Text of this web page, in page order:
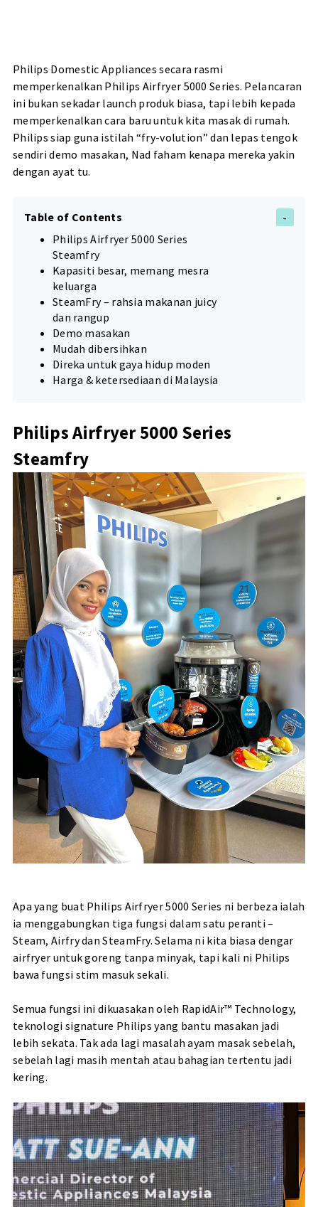
Philips Domestic Appliances secara rasmi
memperkenalkan Philips Airfryer 5000 Series. Pelancaran
ini bukan sekadar launch produk biasa, tapi lebih kepada
memperkenalkan cara baru untuk kita masak di rumah.
Philips siap guna istilah “fry-volution” dan lepas tengok
sendiri demo masakan, Nad faham kenapa mereka yakin
dengan ayat tu.
Table of Contents
Philips Airfryer 5000 Series
Steamfry
Kapasiti besar, memang mesra
keluarga
SteamFry – rahsia makanan juicy
dan rangup
Demo masakan
Mudah dibersihkan
Direka untuk gaya hidup moden
Harga & ketersediaan di Malaysia
Philips Airfryer 5000 Series
Steamfry
Apa yang buat Philips Airfryer 5000 Series ni berbeza ialah
ia menggabungkan tiga fungsi dalam satu peranti –
Steam, Airfry dan SteamFry. Selama ni kita biasa dengar
airfryer untuk goreng tanpa minyak, tapi kali ni Philips
bawa fungsi stim masuk sekali.
Semua fungsi ini dikuasakan oleh RapidAir™ Technology,
teknologi signature Philips yang bantu masakan jadi
lebih sekata. Tak ada lagi masalah ayam masak sebelah,
sebelah lagi masih mentah atau bahagian tertentu jadi
kering.